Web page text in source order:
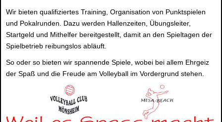
Wir bieten qualifiziertes Training, Organisation von Punktspielen
und Pokalrunden. Dazu werden Hallenzeiten, Übungsleiter,
Startgeld und Mithelfer bereitgestellt, damit an den Spieltagen der
Spielbetrieb reibungslos abläuft.
So oder so bieten wir spannende Spiele, wobei bei allem Ehrgeiz
der Spaß und die Freude am Volleyball im Vordergrund stehen.